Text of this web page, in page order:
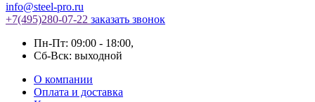
info@steel-pro.ru
+7(495)280-07-22 заказать звонок
Пн-Пт: 09:00 - 18:00,
Cб-Вск: выходной
О компании
Оплата и доставка